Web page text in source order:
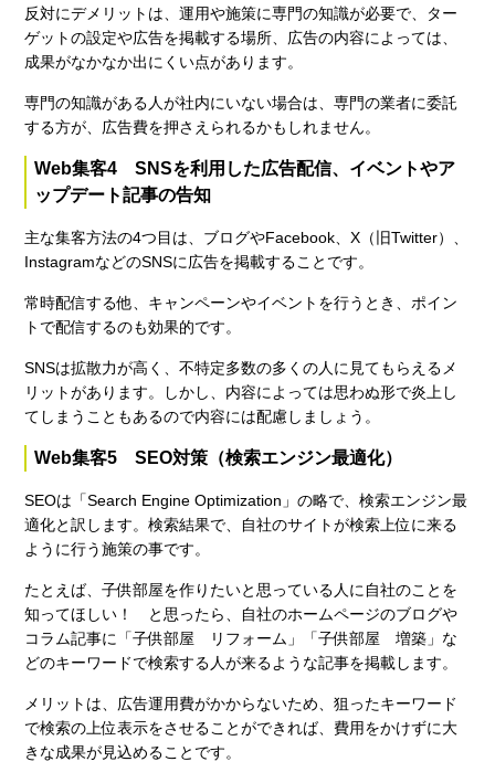
反対にデメリットは、運用や施策に専門の知識が必要で、ター
ゲットの設定や広告を掲載する場所、広告の内容によっては、
成果がなかなか出にくい点があります。
専門の知識がある人が社内にいない場合は、専門の業者に委託
する方が、広告費を押さえられるかもしれません。
Web集客4 SNSを利用した広告配信、イベントやア
ップデート記事の告知
主な集客方法の4つ目は、ブログやFacebook、X（旧Twitter）、
InstagramなどのSNSに広告を掲載することです。
常時配信する他、キャンペーンやイベントを行うとき、ポイン
トで配信するのも効果的です。
SNSは拡散力が高く、不特定多数の多くの人に見てもらえるメ
リットがあります。しかし、内容によっては思わぬ形で炎上し
てしまうこともあるので内容には配慮しましょう。
Web集客5 SEO対策（検索エンジン最適化）
SEOは「Search Engine Optimization」の略で、検索エンジン最
適化と訳します。検索結果で、自社のサイトが検索上位に来る
ように行う施策の事です。
たとえば、子供部屋を作りたいと思っている人に自社のことを
知ってほしい！ と思ったら、自社のホームページのブログや
コラム記事に「子供部屋 リフォーム」「子供部屋 増築」な
どのキーワードで検索する人が来るような記事を掲載します。
メリットは、広告運用費がかからないため、狙ったキーワード
で検索の上位表示をさせることができれば、費用をかけずに大
きな成果が見込めることです。